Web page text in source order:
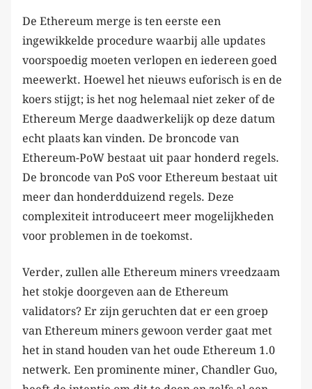
De Ethereum merge is ten eerste een
ingewikkelde procedure waarbij alle updates
voorspoedig moeten verlopen en iedereen goed
meewerkt. Hoewel het nieuws euforisch is en de
koers stijgt; is het nog helemaal niet zeker of de
Ethereum Merge daadwerkelijk op deze datum
echt plaats kan vinden. De broncode van
Ethereum-PoW bestaat uit paar honderd regels.
De broncode van PoS voor Ethereum bestaat uit
meer dan honderdduizend regels. Deze
complexiteit introduceert meer mogelijkheden
voor problemen in de toekomst.
Verder, zullen alle Ethereum miners vreedzaam
het stokje doorgeven aan de Ethereum
validators? Er zijn geruchten dat er een groep
van Ethereum miners gewoon verder gaat met
het in stand houden van het oude Ethereum 1.0
netwerk. Een prominente miner, Chandler Guo,